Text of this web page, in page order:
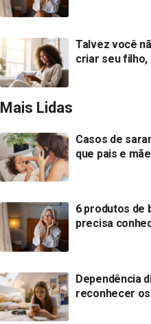
Talvez você
criar seu filho,
Mais Lidas
Casos de
que pais e
6 produtos de
precisa
Dependência
reconhecer